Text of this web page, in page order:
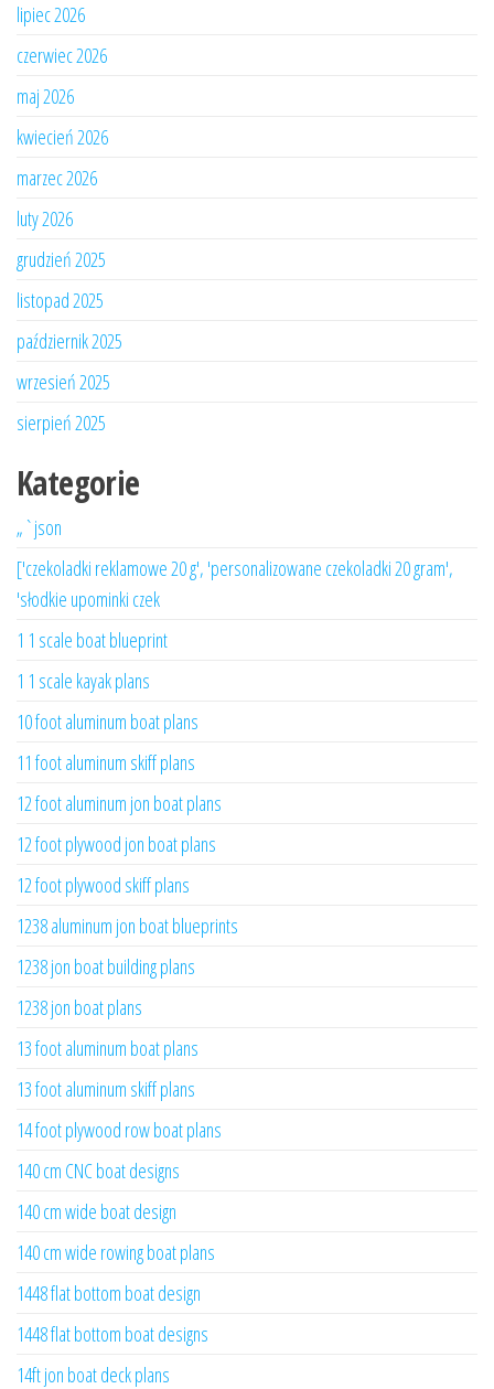
lipiec 2026
czerwiec 2026
maj 2026
kwiecień 2026
marzec 2026
luty 2026
grudzień 2025
listopad 2025
październik 2025
wrzesień 2025
sierpień 2025
Kategorie
„`json
['czekoladki reklamowe 20 g', 'personalizowane czekoladki 20 gram',
'słodkie upominki czek
1 1 scale boat blueprint
1 1 scale kayak plans
10 foot aluminum boat plans
11 foot aluminum skiff plans
12 foot aluminum jon boat plans
12 foot plywood jon boat plans
12 foot plywood skiff plans
1238 aluminum jon boat blueprints
1238 jon boat building plans
1238 jon boat plans
13 foot aluminum boat plans
13 foot aluminum skiff plans
14 foot plywood row boat plans
140 cm CNC boat designs
140 cm wide boat design
140 cm wide rowing boat plans
1448 flat bottom boat design
1448 flat bottom boat designs
14ft jon boat deck plans